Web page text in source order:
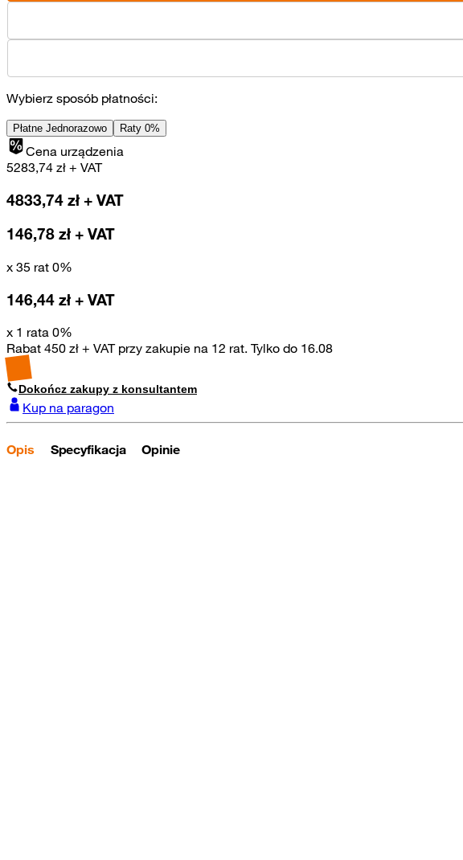
Wybierz sposób płatności:
Płatne Jednorazowo Raty 0%
Cena urządzenia
5283,74 zł + VAT
4833,74 zł + VAT
146,78 zł + VAT
x 35 rat 0%
146,44 zł + VAT
x 1 rata 0%
Rabat 450 zł + VAT przy zakupie na 12 rat. Tylko do 16.08
Dokończ zakupy z konsultantem
Kup na paragon
Opis Specyfikacja Opinie